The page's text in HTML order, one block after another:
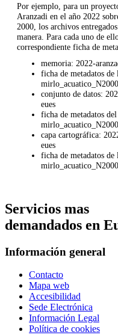
Por ejemplo, para un
Aranzadi en el año 2022
2000, los archivos
manera. Para cada uno de
correspondiente ficha de
memoria: 2022-
ficha de metadatos de
conjunto de datos:
eues
ficha de metadatos
capa cartográfica:
eues
ficha de metadatos
Servicios mas
demandados en
Información general
Contacto
Mapa web
Accesibilidad
Sede Electrónica
Información Legal
Política de cookies